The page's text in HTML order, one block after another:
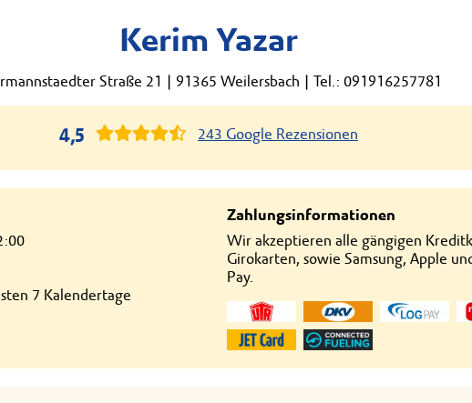
Kerim Yazar
Straße 21 | 91365 Weilersbach | Tel.: 091916257781
4,5 243 Google Rezensionen
7 Kalendertage
Zahlungsinformationen
Wir akzeptieren alle gängigen
Girokarten, sowie Samsung, Apple
Pay.